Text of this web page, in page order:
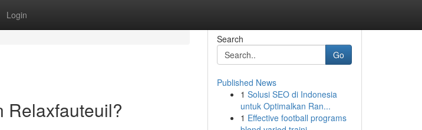
Login
Relaxfauteuil?
Search
Go
Published News
1 Solusi SEO di Indonesia
untuk Optimalkan Ran...
1 Effective football programs